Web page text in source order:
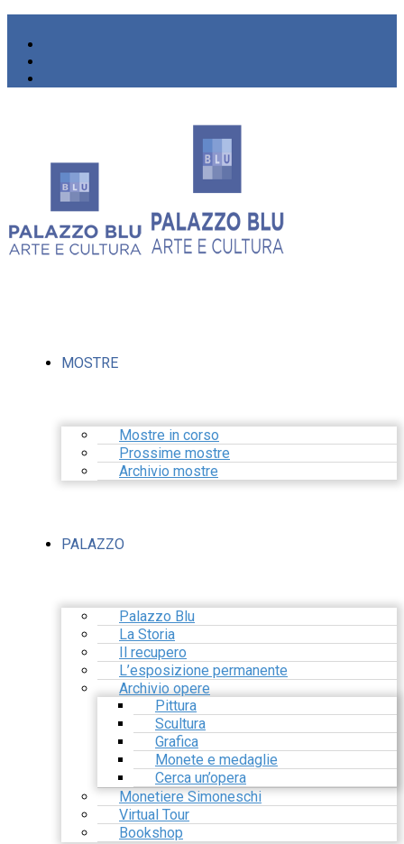
MOSTRE
Mostre in corso
Prossime mostre
Archivio mostre
PALAZZO
Palazzo Blu
La Storia
Il recupero
L’esposizione permanente
Archivio opere
Pittura
Scultura
Grafica
Monete e medaglie
Cerca un’opera
Monetiere Simoneschi
Virtual Tour
Bookshop